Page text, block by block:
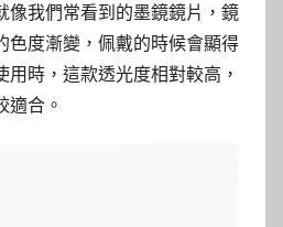
像我們常看到的墨鏡鏡片，鏡
色度漸變，佩戴的時候會顯得
時，這款透光度相對較高，
適合。